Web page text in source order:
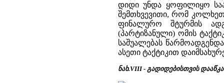
დიდი უნდა ყოფილიყო
შემთხვევითი, რომ
ფინალურო შტურმის
(პარტიზანული) ომის
საშუალებას
ასეთი ტაქტიკით
ნახ.VIII - გადიდებისთვის